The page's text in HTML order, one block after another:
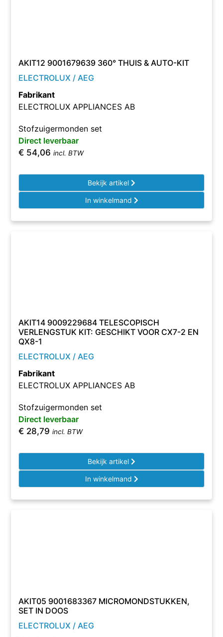
AKIT12 9001679639 360° THUIS & AUTO-KIT
ELECTROLUX / AEG
Fabrikant
ELECTROLUX APPLIANCES AB
Stofzuigermonden set
Direct leverbaar
€ 54,06 incl. BTW
Bekijk artikel
In winkelmand
AKIT14 9009229684 TELESCOPISCH
VERLENGSTUK KIT: GESCHIKT VOOR CX7-2 EN
QX8-1
ELECTROLUX / AEG
Fabrikant
ELECTROLUX APPLIANCES AB
Stofzuigermonden set
Direct leverbaar
€ 28,79 incl. BTW
Bekijk artikel
In winkelmand
AKIT05 9001683367 MICROMONDSTUKKEN,
SET IN DOOS
ELECTROLUX / AEG